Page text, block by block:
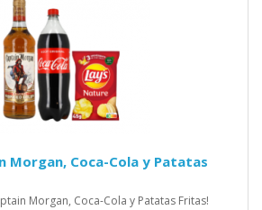
Morgan, Coca-Cola y Patatas
Morgan, Coca-Cola y Patatas Fritas!